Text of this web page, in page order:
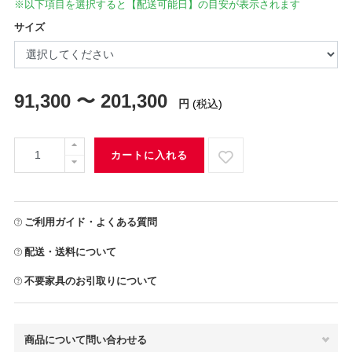
※以下項目を選択すると【配送可能日】の目安が表示されます
サイズ
91,300 〜 201,300 円 (税込)
カートに入れる
ご利用ガイド・よくある質問
配送・送料について
不要家具のお引取りについて
商品について問い合わせる